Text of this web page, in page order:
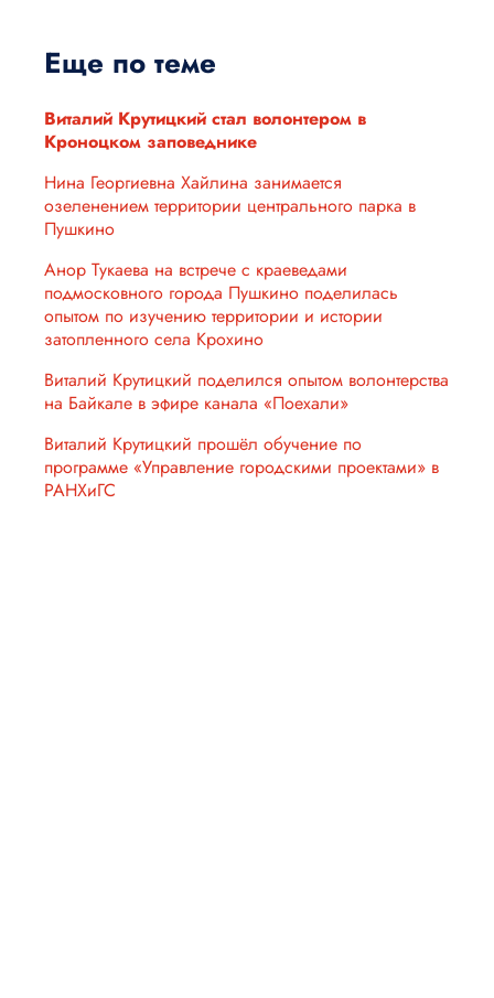
Еще по теме
Виталий Крутицкий стал волонтером в
Кроноцком заповеднике
Нина Георгиевна Хайлина занимается
озеленением территории центрального парка в
Пушкино
Анор Тукаева на встрече с краеведами
подмосковного города Пушкино поделилась
опытом по изучению территории и истории
затопленного села Крохино
Виталий Крутицкий поделился опытом волонтерства
на Байкале в эфире канала «Поехали»
Виталий Крутицкий прошёл обучение по
программе «Управление городскими проектами» в
РАНХиГС